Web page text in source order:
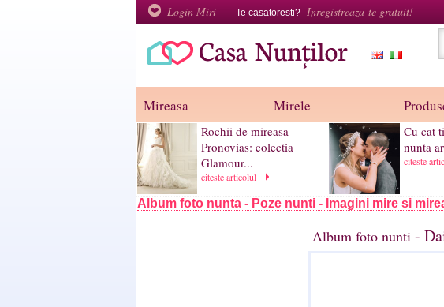
Login Miri Te casatoresti? Inregistreaza-te gratuit!
Mireasa Mirele
Rochii de mireasa
Pronovias: colectia
Glamour...
citeste articolul
Cu cat
nunta
citeste
Album foto nunta - Poze nunti - Imagini mire si
Album foto nunti -